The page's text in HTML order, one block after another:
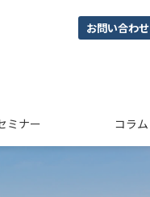
お問い合わせ
ミナー コラム